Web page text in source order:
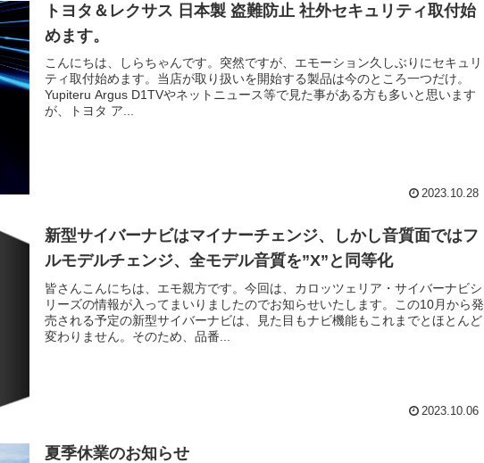
トヨタ＆レクサス 日本製 盗難防止 社外セキュリティ取付始
めます。
こんにちは、しらちゃんです。突然ですが、エモーション久しぶりにセキュリ
ティ取付始めます。当店が取り扱いを開始する製品は今のところ一つだけ。
Yupiteru Argus D1TVやネットニュース等で見た事がある方も多いと思います
が、トヨタ ア...
2023.10.28
新型サイバーナビはマイナーチェンジ、しかし音質面ではフ
ルモデルチェンジ、全モデル音質を”X”と同等化
皆さんこんにちは、エモ親方です。今回は、カロッツェリア・サイバーナビシ
リーズの情報が入ってまいりましたのでお知らせいたします。この10月から発
売される予定の新型サイバーナビは、見た目もナビ機能もこれまでとほとんど
変わりません。そのため、品番...
2023.10.06
夏季休業のお知らせ